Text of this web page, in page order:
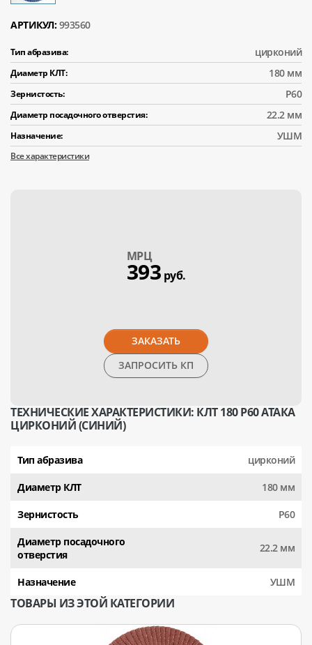
АРТИКУЛ: 993560
Тип абразива: цирконий
Диаметр КЛТ: 180 мм
Зернистость: Р60
Диаметр посадочного отверстия: 22.2 мм
Назначение: УШМ
Все характеристики
МPЦ
393 руб.
ЗАКАЗАТЬ
ЗАПРОСИТЬ КП
ТЕХНИЧЕСКИЕ ХАРАКТЕРИСТИКИ: КЛТ 180 Р60 АТАКА
ЦИРКОНИЙ (СИНИЙ)
Тип абразива цирконий
Диаметр КЛТ 180 мм
Зернистость Р60
Диаметр посадочного
отверстия
22.2 мм
Назначение УШМ
ТОВАРЫ ИЗ ЭТОЙ КАТЕГОРИИ